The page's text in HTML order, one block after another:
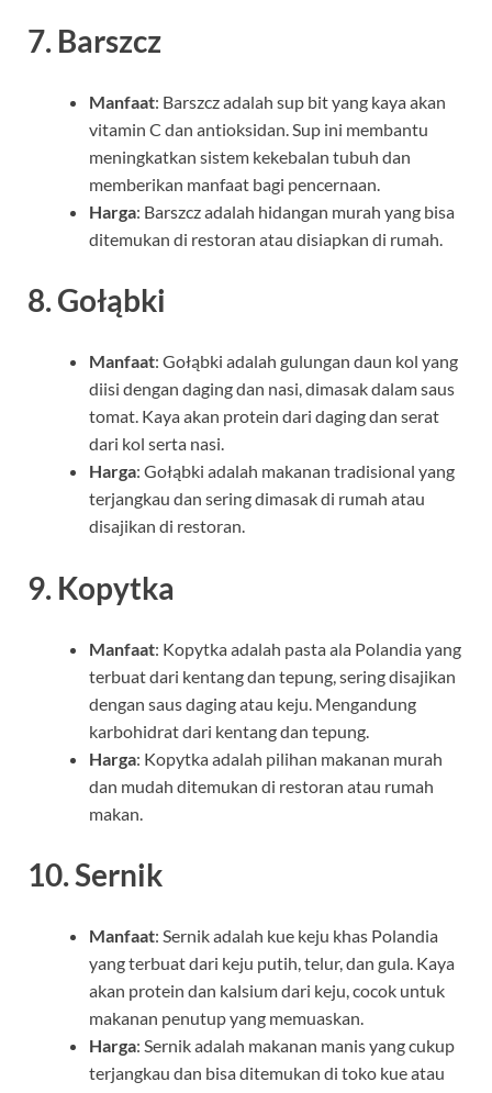
7. Barszcz
Manfaat: Barszcz adalah sup bit yang kaya akan
vitamin C dan antioksidan. Sup ini membantu
meningkatkan sistem kekebalan tubuh dan
memberikan manfaat bagi pencernaan.
Harga: Barszcz adalah hidangan murah yang bisa
ditemukan di restoran atau disiapkan di rumah.
8.Gołąbki
Manfaat: Gołąbki adalah gulungan daun kol yang
diisi dengan daging dan nasi, dimasak dalam saus
tomat. Kaya akan protein dari daging dan serat
dari kol serta nasi.
Harga: Gołąbki adalah makanan tradisional yang
terjangkau dan sering dimasak di rumah atau
disajikan di restoran.
9. Kopytka
Manfaat: Kopytka adalah pasta ala Polandia yang
terbuat dari kentang dan tepung, sering disajikan
dengan saus daging atau keju. Mengandung
karbohidrat dari kentang dan tepung.
Harga: Kopytka adalah pilihan makanan murah
dan mudah ditemukan di restoran atau rumah
makan.
10.Sernik
Manfaat: Sernik adalah kue keju khas Polandia
yang terbuat dari keju putih, telur, dan gula. Kaya
akan protein dan kalsium dari keju, cocok untuk
makanan penutup yang memuaskan.
Harga: Sernik adalah makanan manis yang cukup
terjangkau dan bisa ditemukan di toko kue atau